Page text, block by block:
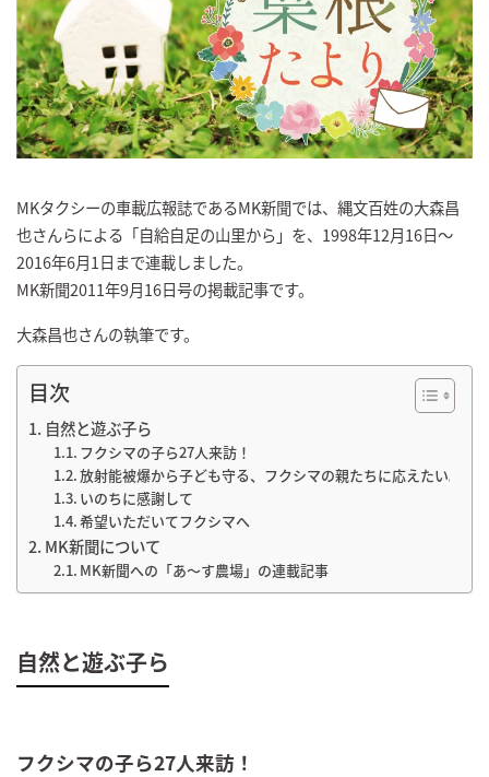
MKタクシーの車載広報誌であるMK新聞では、縄文百姓の大森昌
也さんらによる「自給自足の山里から」を、1998年12月16日～
2016年6月1日まで連載しました。
MK新聞2011年9月16日号の掲載記事です。
大森昌也さんの執筆です。
目次
自然と遊ぶ子ら
フクシマの子ら27人来訪！
放射能被爆から子ども守る、フクシマの親たちに応えたい。
いのちに感謝して
希望いただいてフクシマへ
MK新聞について
MK新聞への「あ～す農場」の連載記事
自然と遊ぶ子ら
フクシマの子ら27人来訪！